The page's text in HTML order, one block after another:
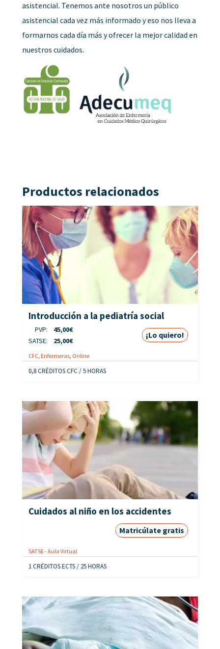
asistencial. Tenemos ante nosotros un público
asistencial cada vez más informado y eso nos lleva a
formarnos cada día más y ofrecer la mejor calidad en
nuestros cuidados.
Productos relacionados
Introducción a la pediatría social
PVP: 45,00€
SATSE:
25,00€
¡Lo quiero!
CFC, Enfermeras, Online
0,8 CRÉDITOS CFC / 5 HORAS
Cuidados al niño en los accidentes
Matricúlate gratis
SATSE - Aula Virtual
1 CRÉDITOS ECTS / 25 HORAS